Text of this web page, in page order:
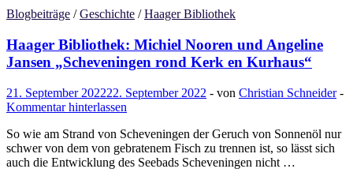
Blogbeiträge /Geschichte /Haager Bibliothek
Haager Bibliothek: Michiel Nooren und Angeline
Jansen „Scheveningen rond Kerk en Kurhaus“
21. September 202222. September 2022 - von Christian Schneider-
Kommentar hinterlassen
So wie am Strand von Scheveningen der Geruch von Sonnenöl nur
schwer von dem von gebratenem Fisch zu trennen ist, so lässt sich
auch die Entwicklung des Seebads Scheveningen nicht …